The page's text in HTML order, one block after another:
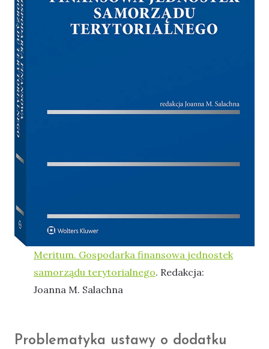
Meritum. Gospodarka finansowa jednostek
samorządu terytorialnego. Redakcja:
Joanna M. Salachna
Problematyka ustawy o dodatku